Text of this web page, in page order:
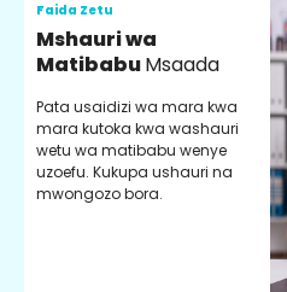
Faida Zetu
Mshauri wa
MatibabuMsaada
Pata usaidizi wa mara kwa
mara kutoka kwa washauri
wetu wa matibabu wenye
uzoefu. Kukupa ushauri na
mwongozo bora.